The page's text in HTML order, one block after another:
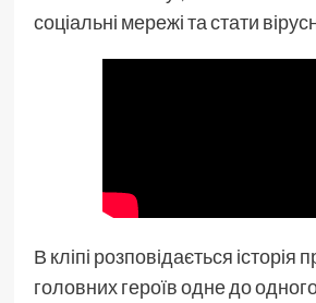
соціальні мережі та стати
В кліпі розповідається історія
головних героїв одне до